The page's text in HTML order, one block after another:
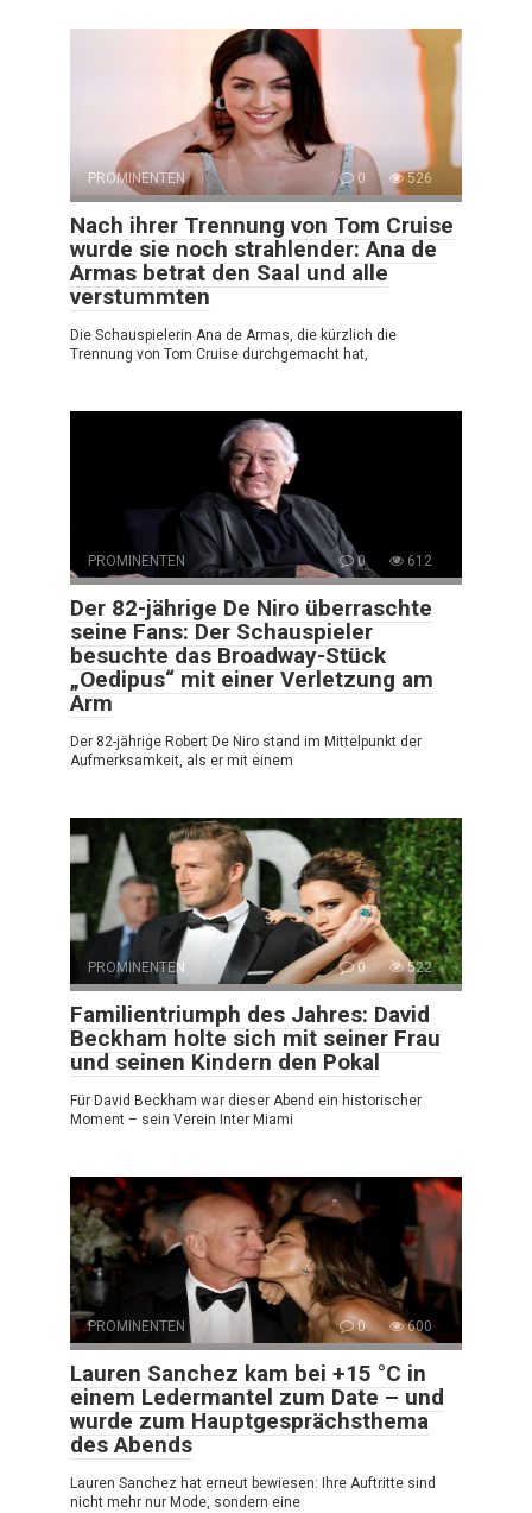
PROMINENTEN 0 526
Nach ihrer Trennung von Tom Cruise
wurde sie noch strahlender: Ana de
Armas betrat den Saal und alle
verstummten
Die Schauspielerin Ana de Armas, die kürzlich die
Trennung von Tom Cruise durchgemacht hat,
PROMINENTEN 0 612
Der 82-jährige De Niro überraschte
seine Fans: Der Schauspieler
besuchte das Broadway-Stück
„Oedipus“ mit einer Verletzung am
Arm
Der 82-jährige Robert De Niro stand im Mittelpunkt der
Aufmerksamkeit, als er mit einem
PROMINENTEN 0 522
Familientriumph des Jahres: David
Beckham holte sich mit seiner Frau
und seinen Kindern den Pokal
Für David Beckham war dieser Abend ein historischer
Moment – sein Verein Inter Miami
PROMINENTEN 0 600
Lauren Sanchez kam bei +15 °C in
einem Ledermantel zum Date – und
wurde zum Hauptgesprächsthema
des Abends
Lauren Sanchez hat erneut bewiesen: Ihre Auftritte sind
nicht mehr nur Mode, sondern eine